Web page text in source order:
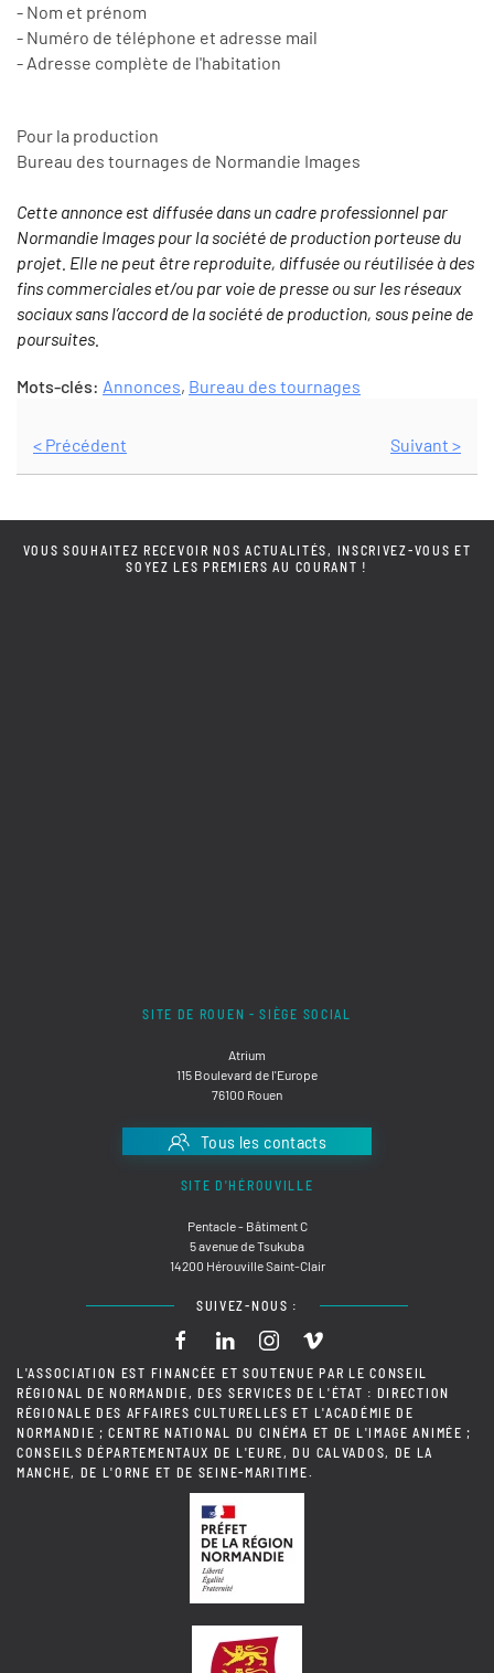
- Nom et prénom
- Numéro de téléphone et adresse mail
- Adresse complète de l'habitation
Pour la production
Bureau des tournages de Normandie Images
Cette annonce est diffusée dans un cadre professionnel par
Normandie Images pour la société de production porteuse du
projet. Elle ne peut être reproduite, diffusée ou réutilisée à des
fins commerciales et/ou par voie de presse ou sur les réseaux
sociaux sans l’accord de la société de production, sous peine de
poursuites.
Mots-clés: Annonces, Bureau des tournages
< Précédent Suivant >
VOUS SOUHAITEZ RECEVOIR NOS ACTUALITÉS, INSCRIVEZ-VOUS ET
SOYEZ LES PREMIERS AU COURANT !
SITE DE ROUEN - SIÈGE SOCIAL
Atrium
115 Boulevard de l'Europe
76100 Rouen
Tous les contacts
SITE D'HÉROUVILLE
Pentacle - Bâtiment C
5 avenue de Tsukuba
14200 Hérouville Saint-Clair
SUIVEZ-NOUS :
L'ASSOCIATION EST FINANCÉE ET SOUTENUE PAR LE CONSEIL
RÉGIONAL DE NORMANDIE, DES SERVICES DE L'ÉTAT : DIRECTION
RÉGIONALE DES AFFAIRES CULTURELLES ET L'ACADÉMIE DE
NORMANDIE ; CENTRE NATIONAL DU CINÉMA ET DE L'IMAGE ANIMÉE ;
CONSEILS DÉPARTEMENTAUX DE L'EURE, DU CALVADOS, DE LA
MANCHE, DE L'ORNE ET DE SEINE-MARITIME.